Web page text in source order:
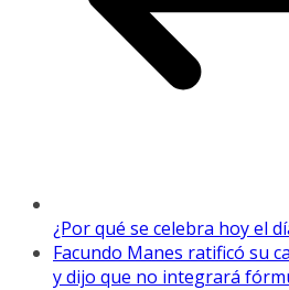
¿Por qué se celebra hoy el
Facundo Manes ratificó su
y dijo que no integrará